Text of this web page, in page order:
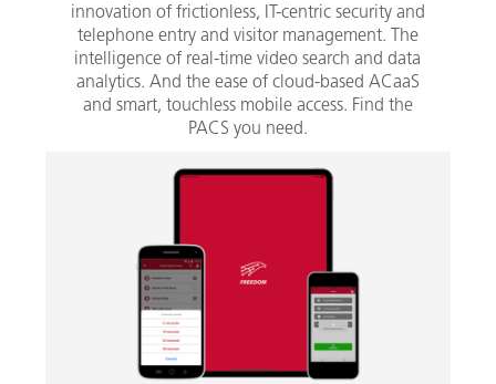
innovation of frictionless, IT-centric security and
telephone entry and visitor management. The
intelligence of real-time video search and data
analytics. And the ease of cloud-based ACaaS
and smart, touchless mobile access. Find the
PACS you need.